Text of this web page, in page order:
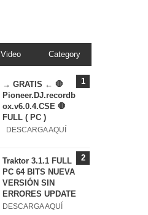
Video Category
→ GRATIS ← 🛑
Pioneer.DJ.recordb
ox.v6.0.4.CSE 🛑
FULL ( PC )
DESCARGA AQUÍ
Traktor 3.1.1 FULL
PC 64 BITS NUEVA
VERSIÓN SIN
ERRORES UPDATE
DESCARGA AQUÍ